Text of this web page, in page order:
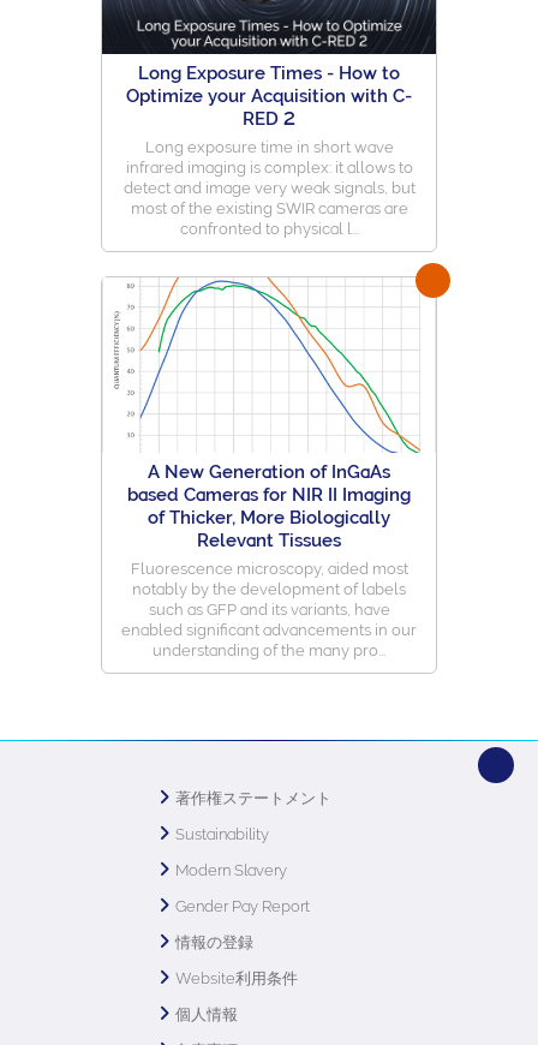
Long Exposure Times - How to
Optimize your Acquisition with C-
RED 2
Long exposure time in short wave
infrared imaging is complex: it allows to
detect and image very weak signals, but
most of the existing SWIR cameras are
confronted to physical l...
A New Generation of InGaAs
based Cameras for NIR II Imaging
of Thicker, More Biologically
Relevant Tissues
Fluorescence microscopy, aided most
notably by the development of labels
such as GFP and its variants, have
enabled significant advancements in our
understanding of the many pro...
著作権ステートメント
Sustainability
Modern Slavery
Gender Pay Report
情報の登録
Website利用条件
個人情報